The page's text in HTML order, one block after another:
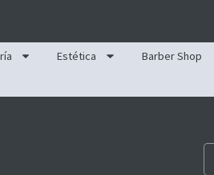
Estética Barber Shop